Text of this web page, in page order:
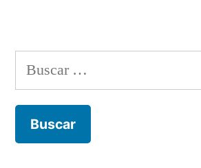
Buscar: